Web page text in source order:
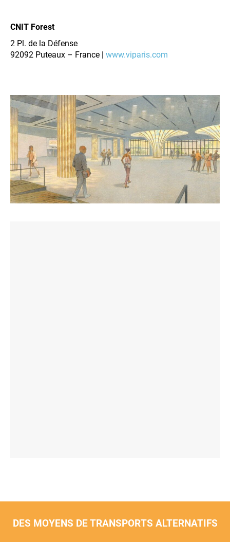
CNIT Forest
2 Pl. de la Défense
92092 Puteaux – France | www.viparis.com
DES MOYENS DE TRANSPORTS ALTERNATIFS